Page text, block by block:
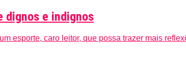
dignos e indignos
esporte, caro leitor, que possa trazer mais